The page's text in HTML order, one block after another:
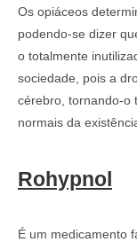
Os opiáceos
podendo-se dizer
o totalmente
sociedade, pois a
cérebro, tornando-o
normais da
Rohypnol
É um medicamento